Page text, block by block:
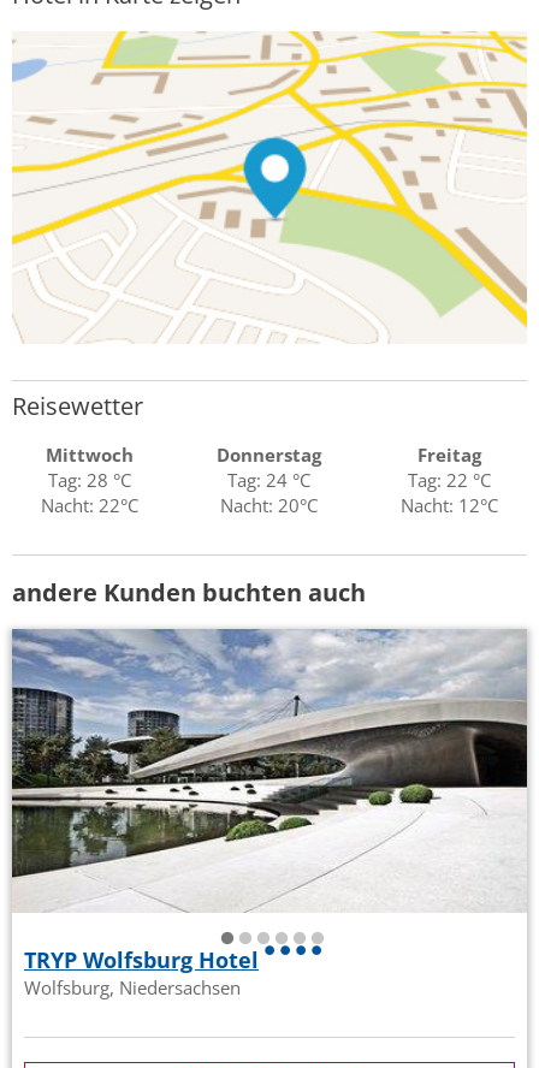
Reisewetter
Mittwoch
Tag: 28 °C
Nacht: 22°C
Donnerstag
Tag: 24 °C
Nacht: 20°C
Freitag
Tag: 22 °C
Nacht: 12°C
andere Kunden buchten auch
TRYP Wolfsburg Hotel
Wolfsburg, Niedersachsen